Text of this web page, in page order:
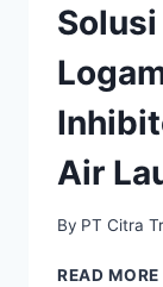
Air
By PT Citra
READ MORE